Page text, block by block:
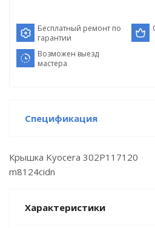
Бесплатный ремонт по
гарантии
Возможен выезд
мастера
Спецификация
Крышка Kyocera 302P117120
m8124cidn
Характеристики